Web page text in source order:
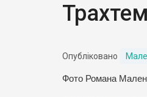
Опубліковано
Фото Романа